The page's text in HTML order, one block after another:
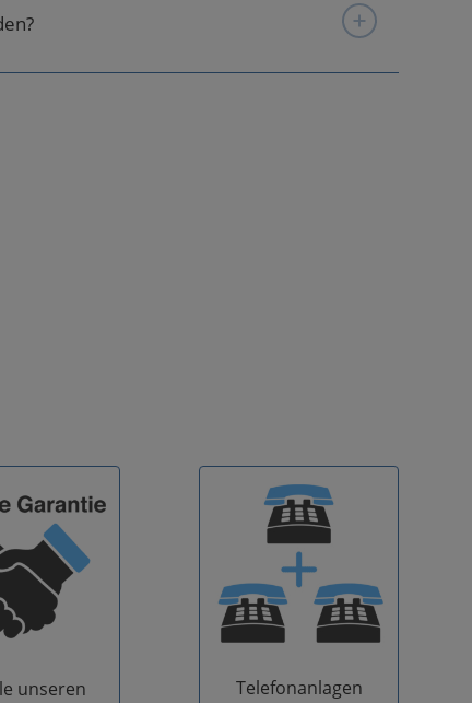
unseren
Telefonanlagen